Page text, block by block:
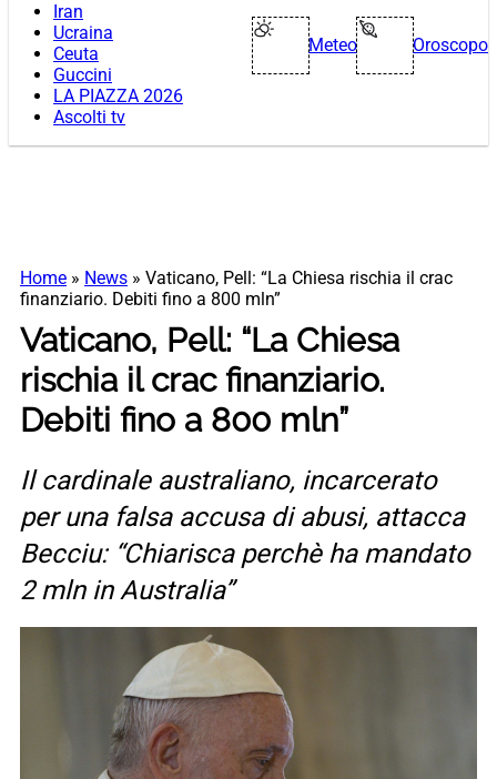
Iran
Ucraina
Ceuta
Guccini
LA PIAZZA 2026
Ascolti tv
Meteo Oroscopo
Home » News » Vaticano, Pell: “La Chiesa rischia il crac
finanziario. Debiti fino a 800 mln”
Vaticano, Pell: “La Chiesa
rischia il crac finanziario.
Debiti fino a 800 mln”
Il cardinale australiano, incarcerato
per una falsa accusa di abusi, attacca
Becciu: “Chiarisca perchè ha mandato
2 mln in Australia”